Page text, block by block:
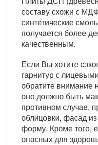
составу схожи с
синтетические
получается более
качественным.
Если Вы хотите
гарнитур с
обратите внимание
оно должно быть
противном случае,
облицовки, фасад
форму. Кроме того,
опасных для